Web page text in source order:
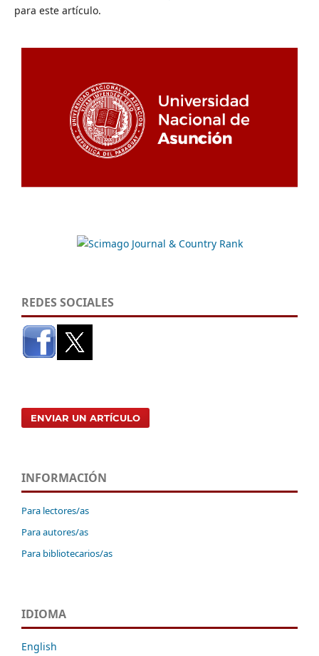
para este artículo.
REDES SOCIALES
ENVIAR UN ARTÍCULO
INFORMACIÓN
Para lectores/as
Para autores/as
Para bibliotecarios/as
IDIOMA
English